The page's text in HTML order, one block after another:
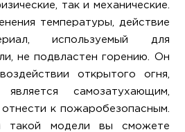
так и механические.
температуры, действие
используемый для
не подвластен горению. Он
открытого огня,
самозатухающим,
к пожаробезопасным.
такой модели вы сможете